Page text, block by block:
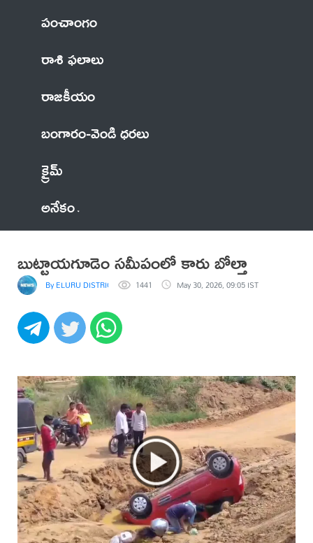
పంచాంగం
రాశి ఫలాలు
రాజకీయం
బంగారం-వెండి ధరలు
క్రైమ్
అనేకం
బుట్టాయగూడెం సమీపంలో కారు బోల్తా
By ELURU DISTRICT NEWS1441 May 30, 2026, 09:05 IST